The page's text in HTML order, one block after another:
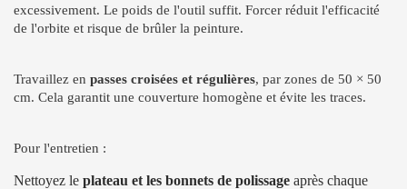
excessivement. Le poids de l'outil suffit. Forcer réduit l'efficacité
de l'orbite et risque de brûler la peinture.
Travaillez en passes croisées et régulières, par zones de 50 × 50
cm. Cela garantit une couverture homogène et évite les traces.
Pour l'entretien :
Nettoyez le plateau et les bonnets de polissage après chaque